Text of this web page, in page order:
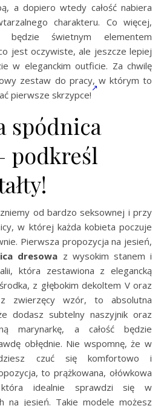
a dopiero wtedy całość nabiera
charakteru. Co więcej,
będzie świetnym elementem
jest oczywiste, ale jeszcze lepiej
w eleganckim outficie. Za chwilę
zestaw do pracy, w którym to
pierwsze skrzypce!
spódnica
podkreśl
od bardzo seksownej i przy
w której każda kobieta poczuje
Pierwsza propozycja na jesień,
dresowa z wysokim stanem i
która zestawiona z elegancką
z głębokim dekoltem V oraz
zwierzęcy wzór, to absolutna
dodasz subtelny naszyjnik oraz
marynarkę, a całość będzie
obłędnie. Nie wspomnę, że w
czuć się komfortowo i
to prążkowana, ołówkowa
która idealnie sprawdzi się w
na jesień. Takie modele możesz